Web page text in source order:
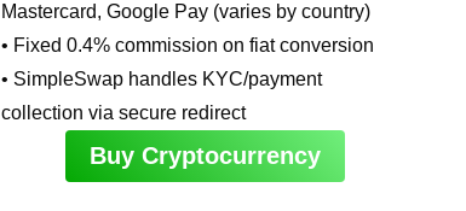
Mastercard, Google Pay (varies by country)
• Fixed 0.4% commission on fiat conversion
• SimpleSwap handles KYC/payment
collection via secure redirect
Buy Cryptocurrency